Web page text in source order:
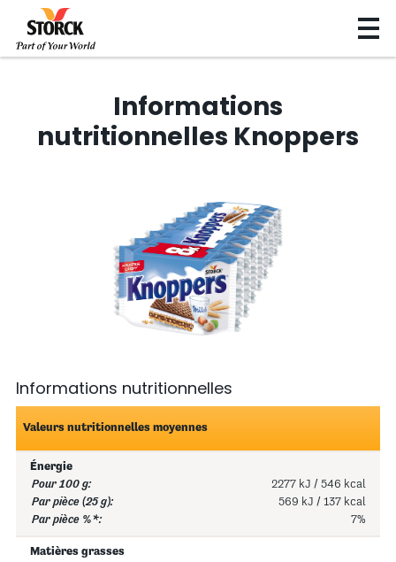
Informations
nutritionnelles Knoppers
Informations nutritionnelles
Valeurs nutritionnelles moyennes
Énergie
2277 kJ / 546 kcal
569 kJ / 137 kcal
7%
Matières grasses